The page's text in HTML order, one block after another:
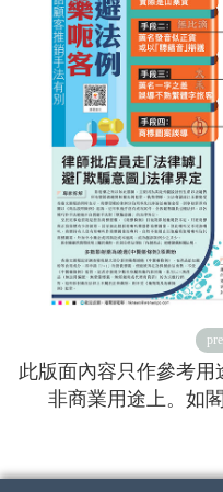
此版面內容只作參考
非商業用途上。如